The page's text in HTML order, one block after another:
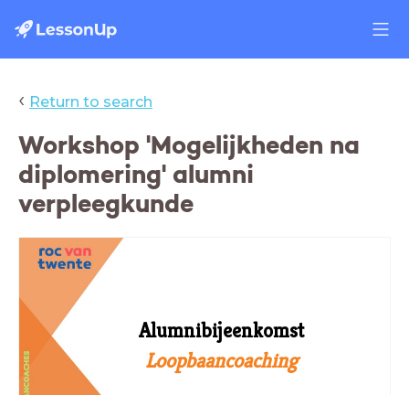
‹ Return to search
Workshop 'Mogelijkheden na
diplomering' alumni
verpleegkunde
Alumnibijeenkomst
Loopbaancoaching